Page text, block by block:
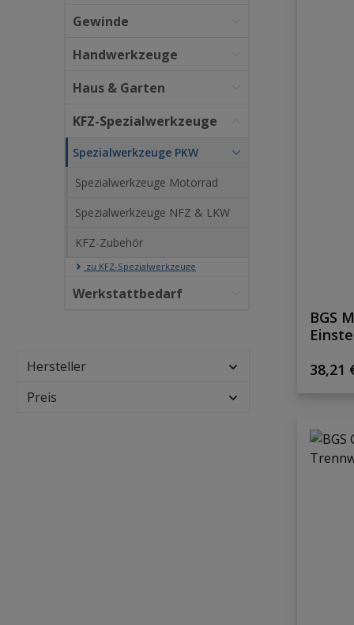
Gewinde
Handwerkzeuge
Haus & Garten
KFZ-Spezialwerkzeuge
Spezialwerkzeuge PKW
Spezialwerkzeuge Motorrad
Spezialwerkzeuge NFZ & LKW
KFZ-Zubehör
zu KFZ-Spezialwerkzeuge
Werkstattbedarf
Hersteller
Preis
BGS
38,21